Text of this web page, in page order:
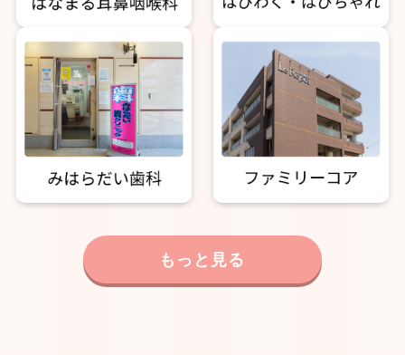
もっと見る